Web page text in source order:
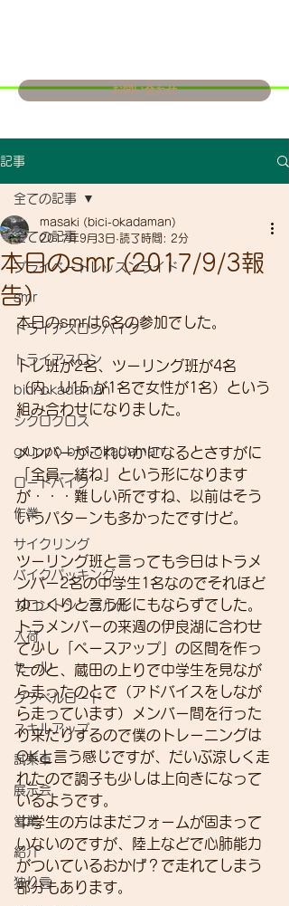
お問い合わせ
記事
全ての記事
プライベートレッスンライド
smr
トライアスロンバイク
トライアスロン
bici-okadaman
シクロクロス
gruppo bici-okadaman
ロードバイク
作業
サイクリング
バイクパッキング
フロントシングル化
入荷
セール
グラベルロード
スキルアップ
試乗車
展示会
営業
紹介
独り言
全ての記事
本日のsmr (2017/9/3報
告）
masaki (bici-okadaman)
2017年9月3日 読了時間: 2分
本日のsmrは6名の参加でした。
トレ班が2名、ツーリング班が4名
（内、U15 が1名で女性が1名）という
組み合わせになりました。
メンバーがこれいかになるとさすがに
「全員一緒ね」という形になります
が・・・難しい所ですね、以前はそう
いうパターンも多かったですけど。
ツーリング班と言っても今日はトラメ
ンバー2名の中学生1名なのでそれほど
ゆっくりと言う形にもならずでした。
トラメンバーの来週の伊良湖に合わせ
て少し「ペースアップ」の区間を作っ
たのと、蔵田の上りで中学生を見なが
ら走ったのとで（アドバイスをしなが
ら走っています）メンバー間を行った
り来たりするので僕のトレーニングは
OKと言う感じですが、だいぶ涼しく走
れたので調子も少しは上向きになって
いるようです。
中学生の方はまだフォームが固まって
いないのですが、陸上などで心肺能力
がついているおかげ？で走れてしまう
部分もあります。